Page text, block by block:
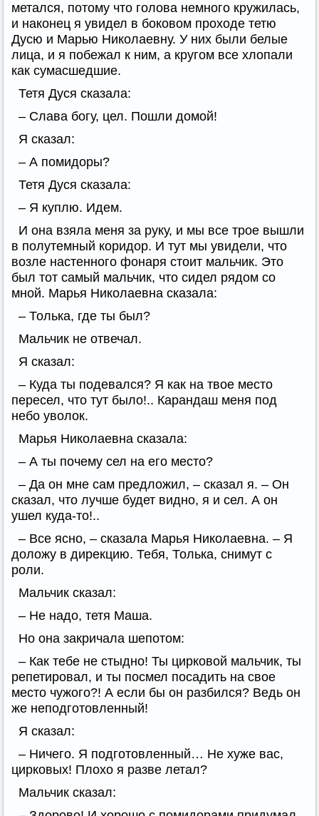
метался, потому что голова немного кружилась,
и наконец я увидел в боковом проходе тетю
Дусю и Марью Николаевну. У них были белые
лица, и я побежал к ним, а кругом все хлопали
как сумасшедшие.
Тетя Дуся сказала:
– Слава богу, цел. Пошли домой!
Я сказал:
– А помидоры?
Тетя Дуся сказала:
– Я куплю. Идем.
И она взяла меня за руку, и мы все трое вышли
в полутемный коридор. И тут мы увидели, что
возле настенного фонаря стоит мальчик. Это
был тот самый мальчик, что сидел рядом со
мной. Марья Николаевна сказала:
– Толька, где ты был?
Мальчик не отвечал.
Я сказал:
– Куда ты подевался? Я как на твое место
пересел, что тут было!.. Карандаш меня под
небо уволок.
Марья Николаевна сказала:
– А ты почему сел на его место?
– Да он мне сам предложил, – сказал я. – Он
сказал, что лучше будет видно, я и сел. А он
ушел куда-то!..
– Все ясно, – сказала Марья Николаевна. – Я
доложу в дирекцию. Тебя, Толька, снимут с
роли.
Мальчик сказал:
– Не надо, тетя Маша.
Но она закричала шепотом:
– Как тебе не стыдно! Ты цирковой мальчик, ты
репетировал, и ты посмел посадить на свое
место чужого?! А если бы он разбился? Ведь он
же неподготовленный!
Я сказал:
– Ничего. Я подготовленный… Не хуже вас,
цирковых! Плохо я разве летал?
Мальчик сказал: